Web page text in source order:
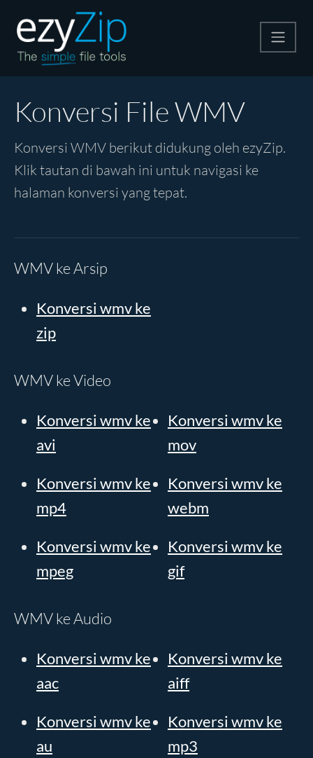
Konversi File WMV
Konversi WMV berikut didukung oleh ezyZip.
Klik tautan di bawah ini untuk navigasi ke
halaman konversi yang tepat.
WMV ke Arsip
Konversi wmv ke
zip
WMV ke Video
Konversi wmv ke
avi
Konversi wmv ke
mov
Konversi wmv ke
mp4
Konversi wmv ke
webm
Konversi wmv ke
mpeg
Konversi wmv ke
gif
WMV ke Audio
Konversi wmv ke
aac
Konversi wmv ke
aiff
Konversi wmv ke
au
Konversi wmv ke
mp3